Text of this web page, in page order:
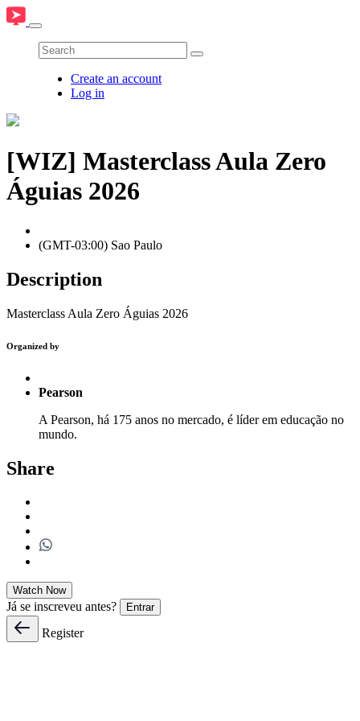
Create an account
Log in
[WIZ] Masterclass Aula Zero
Águias 2026
(GMT-03:00) Sao Paulo
Description
Masterclass Aula Zero Águias 2026
Organized by
Pearson
A Pearson, há 175 anos no mercado, é líder em educação no
mundo.
Share
Watch Now
Já se inscreveu antes? Entrar
Register